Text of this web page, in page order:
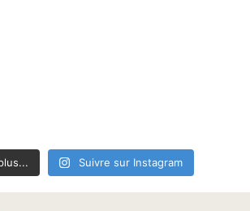
Suivre sur Instagram